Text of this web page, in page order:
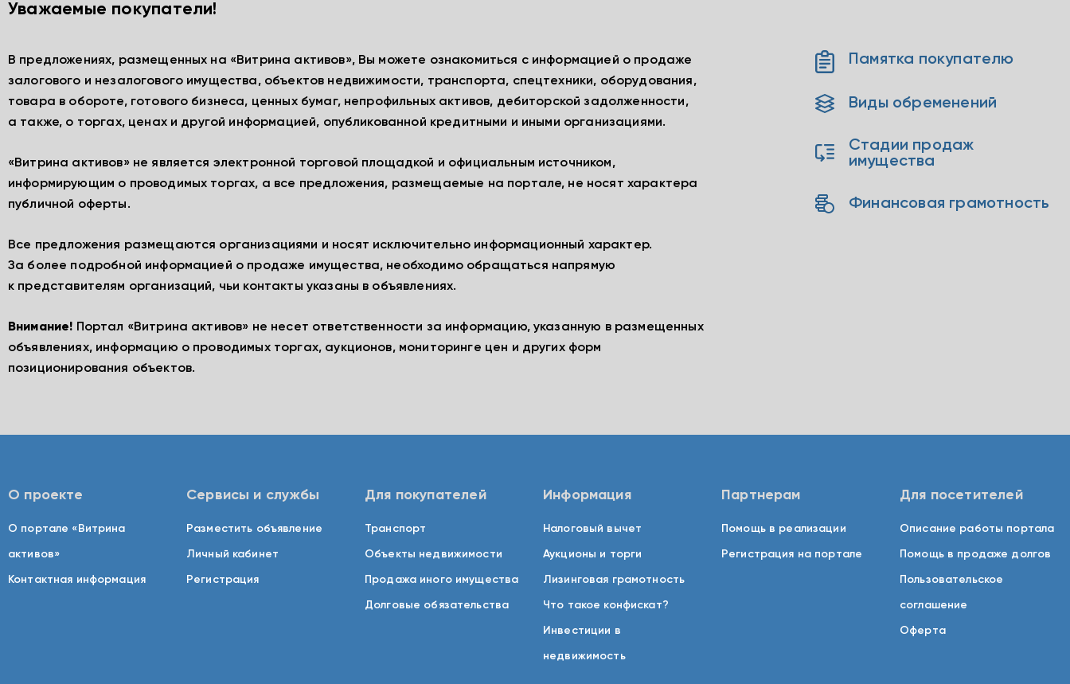
Уважаемые покупатели!
В предложениях, размещенных на «Витрина активов», Вы можете ознакомиться с информацией о продаже
залогового и незалогового имущества, объектов недвижимости, транспорта, спецтехники, оборудования,
товара в обороте, готового бизнеса, ценных бумаг, непрофильных активов, дебиторской задолженности,
а также, о торгах, ценах и другой информацией, опубликованной кредитными и иными организациями.
«Витрина активов» не является электронной торговой площадкой и официальным источником,
информирующим о проводимых торгах, а все предложения, размещаемые на портале, не носят характера
публичной оферты.
Все предложения размещаются организациями и носят исключительно информационный характер.
За более подробной информацией о продаже имущества, необходимо обращаться напрямую
к представителям организаций, чьи контакты указаны в объявлениях.
Внимание! Портал «Витрина активов» не несет ответственности за информацию, указанную в размещенных
объявлениях, информацию о проводимых торгах, аукционов, мониторинге цен и других форм
позиционирования объектов.
Памятка покупателю
Виды обременений
Стадии продаж
имущества
Финансовая грамотность
О проекте
О портале «Витрина
активов»
Контактная информация
Сервисы и службы
Разместить объявление
Личный кабинет
Регистрация
Для покупателей
Транспорт
Объекты недвижимости
Продажа иного имущества
Долговые обязательства
Информация
Налоговый вычет
Аукционы и торги
Лизинговая грамотность
Что такое конфискат?
Инвестиции в
недвижимость
Партнерам
Помощь в реализации
Регистрация на портале
Для посетителей
Описание работы портала
Помощь в продаже долгов
Пользовательское
соглашение
Оферта